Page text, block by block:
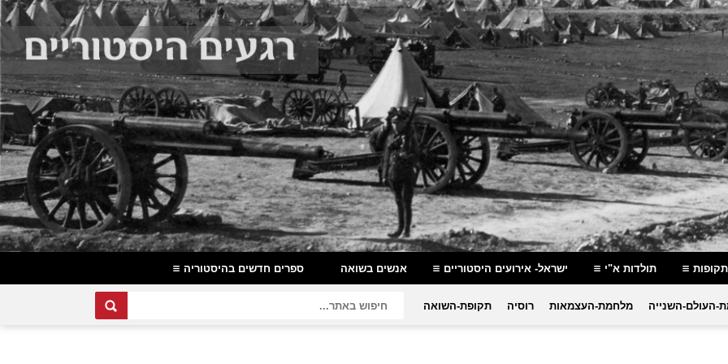
תקופות תולדות א"י ישראל- אירועים היסטוריים אנשים בשואה ספרים חדשים בהיסטוריה
העולם-השנייה מלחמת-העצמאות רוסיה תקופת-השואה